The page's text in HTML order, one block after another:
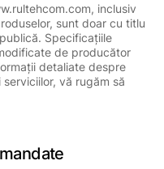
inclusiv
sunt doar cu titlu
Specificațiile
de producător
detaliate despre
vă rugăm să